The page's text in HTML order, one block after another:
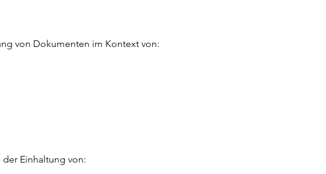
von Dokumenten im Kontext von:
Einhaltung von: